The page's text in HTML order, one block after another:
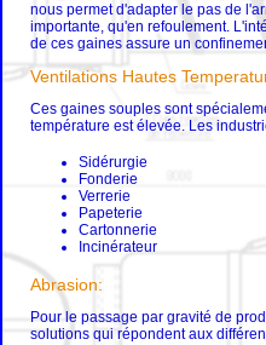
nous permet d'adapter le pas de
importante, qu'en refoulement.
de ces gaines assure un
Ventilations Hautes
Ces gaines souples sont
température est élevée. Les
Sidérurgie
Fonderie
Verrerie
Papeterie
Cartonnerie
Incinérateur
Abrasion:
Pour le passage par gravité de
solutions qui répondent aux